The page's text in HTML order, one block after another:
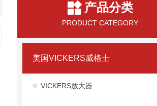
产品分类
PRODUCT CATEGORY
美国VICKERS威格士
VICKERS放大器